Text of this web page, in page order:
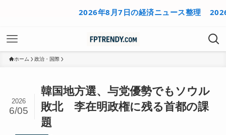
2026年8月7日の経済ニュース整理 2026年8月5
ホーム 政治・国際
韓国地方選、与党優勢でもソウル
敗北 李在明政権に残る首都の課
題
2026
6/05